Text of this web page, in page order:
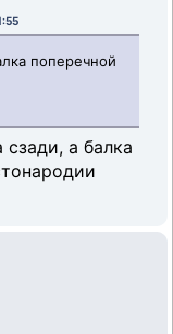
поперечной
сзади, а балка